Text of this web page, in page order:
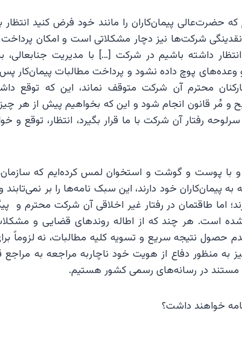
که حضرت‌عالی پیمان‌کاران را مانند خود فرض کنید
شرکت‌ها نیز دچار مشکلاتی است و امکان پرداخت
داشته باشیم در شرکت […] با مدیریت جنابعالی،
پوچ داده نشود و پرداخت مطالبات پیمان‌کار
محترم آن شرکت متوقف نماند، این که توقع
مُر قانون انجام شود و این که بخواهیم پیش از هر
رفتار آن شرکت با ما قرار بگیرد، انتظار، توقع و
و با پوست و گوشت و استخوان لمس کرده‌ایم که
به پیمان‌کاران خود دارند، این سبک نامه‌ها را بر
اما طاقتمان در رفتار غیر اخلاقی آن شرکت محترم و
است. هر چند که از اطاله روندهای قضایی و
حصول نتیجه سریع و تسویه کلیه مطالبات، نه لزوماً
به منظور دفاع از هویت خود ناچاربه مراجعه به
مستند در رسانه‌های رسمی کشور هستیم.
خواهند داشت؟